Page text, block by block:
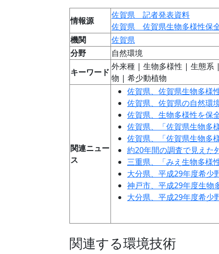
情報源
佐賀県 記者発表資料
佐賀県 佐賀県生物多様性保
機関
佐賀県
分野
自然環境
キーワード
外来種 | 生物多様性 | 生態
物 | 希少動植物
関連ニュー
ス
佐賀県、佐賀県生物多様
佐賀県、佐賀県の自然環
佐賀県、生物多様性を保
佐賀県、「佐賀県生物多
佐賀県、「佐賀県生物多
約20年間の調査で見えた
三重県、「みえ生物多様
大分県、平成29年度希少
神戸市、平成29年度生物
大分県、平成29年度希少
関連する環境技術